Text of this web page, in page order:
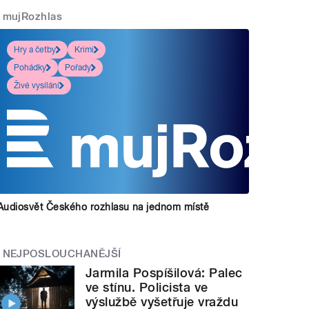
mujRozhlas
Hry a četby
Krimi
Pohádky
Pořady
Živé vysílání
Českého rozhlasu na jednom místě
NEJPOSLOUCHANĚJŠÍ
Jarmila Pospíšilová: Palec
ve stínu. Policista ve
výslužbě vyšetřuje vraždu